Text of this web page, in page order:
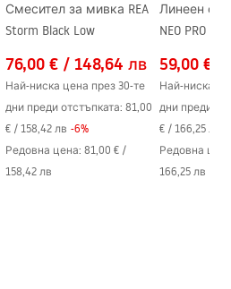
Смесител за мивка REA
Storm Black Low
76,00 € / 148,64 лв
Най-ниска цена през 30-те
дни преди отстъпката: 81,00
€ / 158,42 лв -6%
Редовна цена: 81,00 € /
158,42 лв
Линеен
NEO PRO
59,00 €
Най-ниска
дни преди
€ / 166,25 лв
Редовна
166,25 лв